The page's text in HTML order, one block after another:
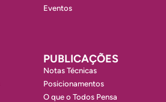
Eventos
PUBLICAÇÕES
Notas Técnicas
Posicionamentos
O que o Todos Pensa